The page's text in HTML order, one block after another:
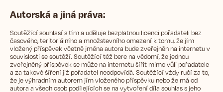
Autorská a jiná práva:
Soutěžící souhlasí s tím a uděluje bezplatnou licenci pořadateli bez
časového, teritoriálního a množstevního omezení k tomu, že jím
vložený příspěvek včetně jména autora bude zveřejněn na internetu v
souvislosti se soutěží. Soutěžící též bere na vědomí, že jednou
zveřejněný příspěvek se může na internetu šířit mimo vůli pořadatele
a za takové šíření již pořadatel neodpovídá. Soutěžící vždy ručí za to,
že je výhradním autorem jím vloženého příspěvku nebo že má od
autora a všech osob podílejících se na vytvoření díla souhlas s jeho